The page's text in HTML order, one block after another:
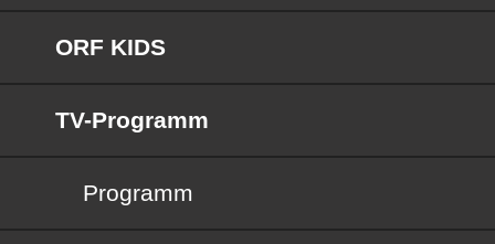
ORF KIDS
TV-Programm
Programm